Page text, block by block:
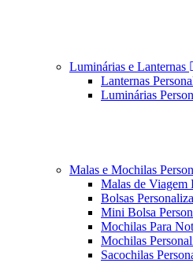
Luminárias e Lanternas
Lanternas
Luminárias
Malas e Mochilas
Malas de Viagem
Bolsas
Mini Bolsa
Mochilas Para
Mochilas
Sacochilas